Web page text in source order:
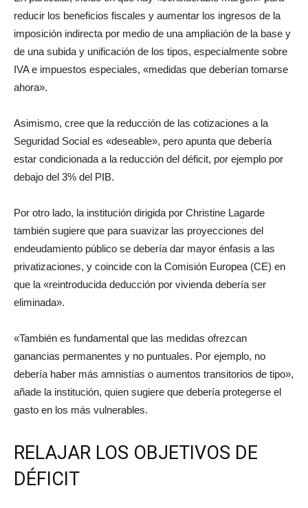
reducir los beneficios fiscales y aumentar los ingresos de la
imposición indirecta por medio de una ampliación de la base y
de una subida y unificación de los tipos, especialmente sobre
IVA e impuestos especiales, «medidas que deberían tomarse
ahora».
Asimismo, cree que la reducción de las cotizaciones a la
Seguridad Social es «deseable», pero apunta que debería
estar condicionada a la reducción del déficit, por ejemplo por
debajo del 3% del PIB.
Por otro lado, la institución dirigida por Christine Lagarde
también sugiere que para suavizar las proyecciones del
endeudamiento público se debería dar mayor énfasis a las
privatizaciones, y coincide con la Comisión Europea (CE) en
que la «reintroducida deducción por vivienda debería ser
eliminada».
«También es fundamental que las medidas ofrezcan
ganancias permanentes y no puntuales. Por ejemplo, no
debería haber más amnistías o aumentos transitorios de tipo»,
añade la institución, quien sugiere que debería protegerse el
gasto en los más vulnerables.
RELAJAR LOS OBJETIVOS DE
DÉFICIT